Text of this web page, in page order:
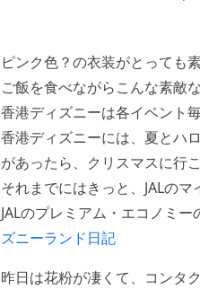
ピンク色？の衣装がとっても
ご飯を食べながらこんな素敵
香港ディズニーは各イベント
香港ディズニーには、夏とハ
があったら、クリスマスに行
それまでにはきっと、JALの
JALのプレミアム・エコノミ
ズニーランド日記
昨日は花粉が凄くて、コンタ